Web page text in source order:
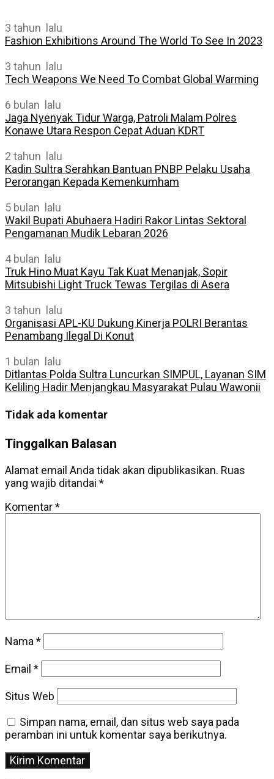
3 tahun lalu
Fashion Exhibitions Around The World To See In 2023
3 tahun lalu
Tech Weapons We Need To Combat Global Warming
6 bulan lalu
Jaga Nyenyak Tidur Warga, Patroli Malam Polres
Konawe Utara Respon Cepat Aduan KDRT
2 tahun lalu
Kadin Sultra Serahkan Bantuan PNBP Pelaku Usaha
Perorangan Kepada Kemenkumham
5 bulan lalu
Wakil Bupati Abuhaera Hadiri Rakor Lintas Sektoral
Pengamanan Mudik Lebaran 2026
4 bulan lalu
Truk Hino Muat Kayu Tak Kuat Menanjak, Sopir
Mitsubishi Light Truck Tewas Tergilas di Asera
3 tahun lalu
Organisasi APL-KU Dukung Kinerja POLRI Berantas
Penambang Ilegal Di Konut
1 bulan lalu
Ditlantas Polda Sultra Luncurkan SIMPUL, Layanan SIM
Keliling Hadir Menjangkau Masyarakat Pulau Wawonii
Tidak ada komentar
Tinggalkan Balasan
Alamat email Anda tidak akan dipublikasikan. Ruas
yang wajib ditandai *
Komentar*
Nama*
Email *
Situs Web
Simpan nama, email, dan situs web saya pada
peramban ini untuk komentar saya berikutnya.